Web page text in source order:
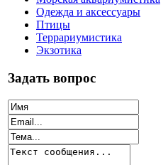
Одежда и аксессуары
Птицы
Террариумистика
Экзотика
Задать вопрос